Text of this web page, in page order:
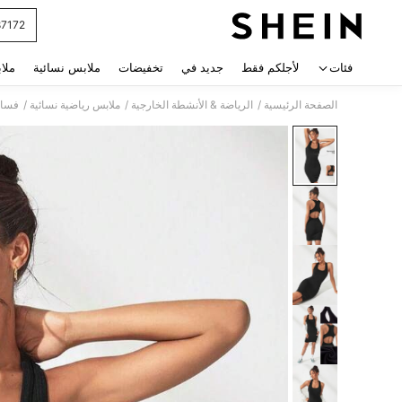
فئات لأجلكم فقط جديد في تخفيضات ملابس نسائية
الصفحة الرئيسية / الرياضة & الأنشطة الخارجية / ملابس رياضية نسائية /